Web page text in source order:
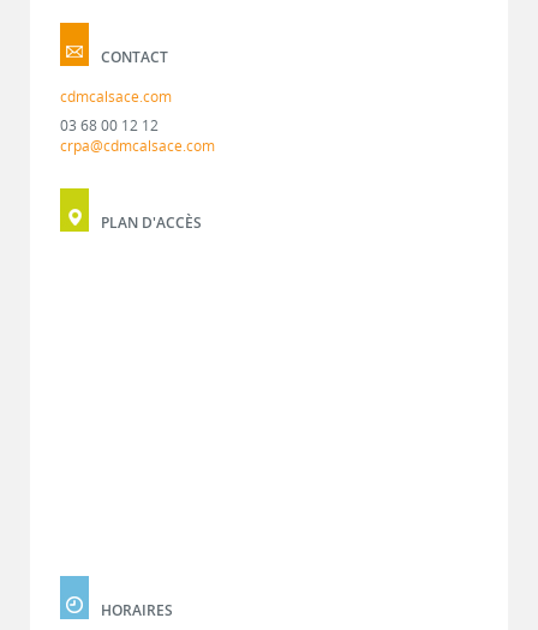
CONTACT
cdmcalsace.com
03 68 00 12 12
crpa@cdmcalsace.com
PLAN D'ACCÈS
HORAIRES